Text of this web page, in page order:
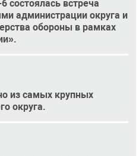
состоялась встреча
администрации округа и
обороны в рамках
из самых крупных
округа.